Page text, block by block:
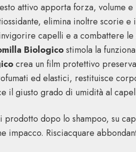
attivo apporta forza, volume
elimina inoltre scorie e
capelli e a combattere
Biologicostimola la
crea un film protettivo
ed elastici, restituisce
il giusto grado di umidità al
dopo lo shampoo, su
impacco. Risciacquare